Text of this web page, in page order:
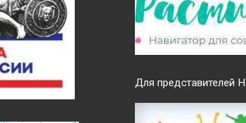
Для представителей